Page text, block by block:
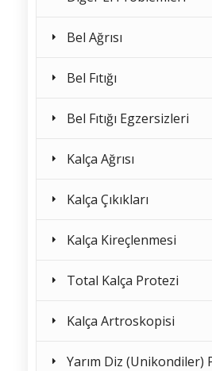
Bel Ağrısı
Bel Fıtığı
Bel Fıtığı Egzersizleri
Kalça Ağrısı
Kalça Çıkıkları
Kalça Kireçlenmesi
Total Kalça Protezi
Kalça Artroskopisi
Yarım Diz (Unikondiler)